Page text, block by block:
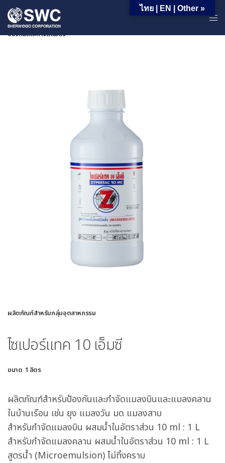
หน้าหลัก | ผลิตภัณฑ์ | ผลิตภัณฑ์สำหรับอุตสาหกรรม | กลุ่มสินค้าในงาน
ป้องกันและกำจัดแมลง
ผลิตภัณฑ์สำหรับกลุ่มอุตสาหกรรม
ไซเปอร์แทค 10 เอ็มซี
ขนาด 1 ลิตร
ผลิตภัณฑ์สำหรับป้องกันและกำจัดแมลงบินและแมลงคลาน
ในบ้านเรือน เช่น ยุง แมลงวัน มด แมลงสาบ
สำหรับกำจัดแมลงบิน ผสมน้ำในอัตราส่วน 10 ml : 1 L
สำหรับกำจัดแมลงคลาน ผสมน้ำในอัตราส่วน 10 ml : 1 L
สูตรน้ำ (Microemulsion) ไม่ทิ้งคราบ
ไทย | EN | Other »